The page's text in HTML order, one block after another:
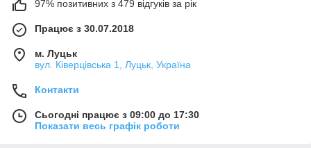
97% позитивних з 479 відгуків за рік
Працює з 30.07.2018
м. Луцьк
вул. Ківерцівська 1, Луцьк, Україна
Контакти
Сьогодні працює з 09:00 до 17:30
Показати весь графік роботи